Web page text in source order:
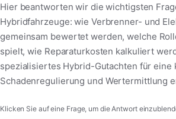
Hier beantworten wir die wichtigsten
Hybridfahrzeuge: wie Verbrenner- und
gemeinsam bewertet werden, welche
spielt, wie Reparaturkosten kalkuliert
spezialisiertes Hybrid-Gutachten für eine
Schadenregulierung und Wertermittlung
Klicken Sie auf eine Frage, um die Antwort